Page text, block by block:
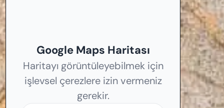
Google Maps Haritası
Haritayı görüntüleyebilmek için
işlevsel çerezlere izin vermeniz
gerekir.